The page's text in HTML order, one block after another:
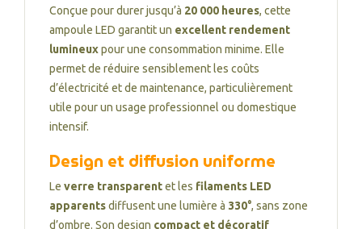
Conçue pour durer jusqu’à 20 000 heures, cette
ampoule LED garantit un excellent rendement
lumineuxpour une consommation minime. Elle
permet de réduire sensiblement les coûts
d’électricité et de maintenance, particulièrement
utile pour un usage professionnel ou domestique
intensif.
Design et diffusion uniforme
Le verre transparentet les filaments LED
apparentsdiffusent une lumière à 330°, sans zone
d’ombre. Son design compact et décoratif